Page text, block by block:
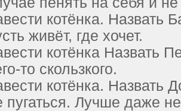
котёнка. Назвать
живёт, где хочет.
котёнка Назвать
то скользкого.
котёнка. Назвать
пугаться. Лучше даже